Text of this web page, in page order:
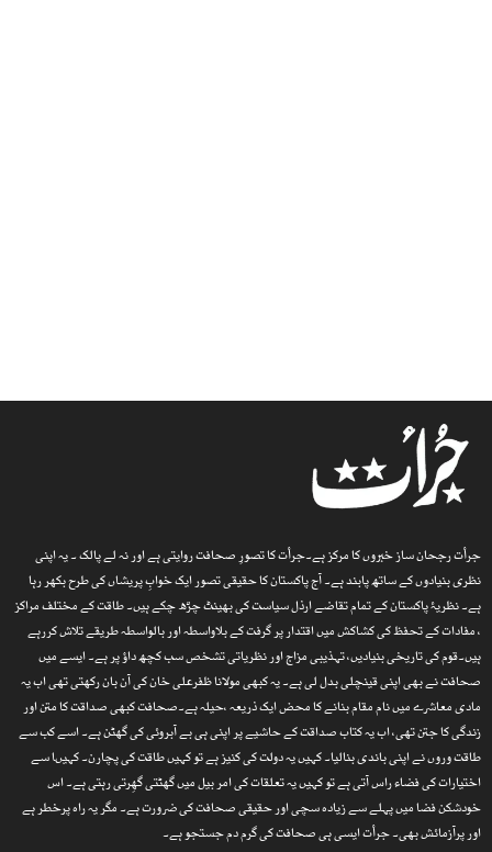
جرأت رجحان ساز خبروں کا مرکز ہے۔جرأت کا تصورِ صحافت روایتی ہے اور نہ لے پالک ۔ یہ اپنی
نظری بنیادوں کے ساتھ پابند ہے۔ آج پاکستان کا حقیقی تصور ایک خوابِ پریشاں کی طرح بکھر رہا
ہے۔ نظریۂ پاکستان کے تمام تقاضے ارذل سیاست کی بھینٹ چڑھ چکے ہیں۔ طاقت کے مختلف مراکز
، مفادات کے تحفظ کی کشاکش میں اقتدار پر گرفت کے بلاواسطہ اور بالواسطہ طریقے تلاش کررہے
ہیں۔قوم کی تاریخی بنیادیں، تہذیبی مزاج اور نظریاتی تشخص سب کچھ داؤ پر ہے۔ ایسے میں
صحافت نے بھی اپنی قینچلی بدل لی ہے۔ یہ کبھی مولانا ظفرعلی خان کی آن بان رکھتی تھی اب یہ
مادی معاشرے میں نام مقام بنانے کا محض ایک ذریعہ ،حیلہ ہے۔صحافت کبھی صداقت کا متن اور
زندگی کا جتن تھی، اب یہ کتاب صداقت کے حاشیے پر اپنی ہی بے آبروئی کی گھٹن ہے۔ اسے کب سے
طاقت وروں نے اپنی باندی بنالیا۔ کہیں یہ دولت کی کنیز ہے تو کہیں طاقت کی پچارن۔ کہیںا سے
اختیارات کی فضاء راس آتی ہے تو کہیں یہ تعلقات کی امر بیل میں گھٹتی گھِرتی رہتی ہے۔ اس
خودشکن فضا میں پہلے سے زیادہ سچی اور حقیقی صحافت کی ضرورت ہے۔ مگر یہ راہ پرخطر ہے
اور پرآزمائش بھی۔ جرأت ایسی ہی صحافت کی گرم دم جستجو ہے۔